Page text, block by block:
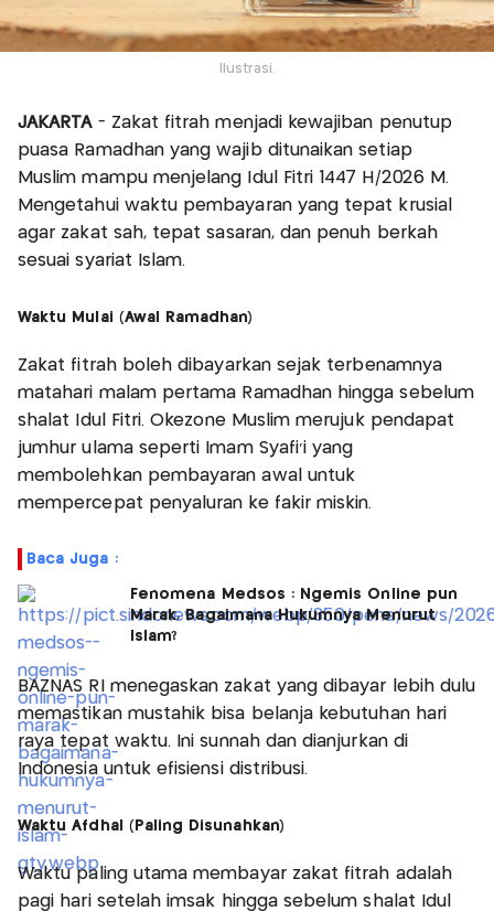
Ilustrasi.
JAKARTA - Zakat fitrah menjadi kewajiban penutup
puasa Ramadhan yang wajib ditunaikan setiap
Muslim mampu menjelang Idul Fitri 1447 H/2026 M.
Mengetahui waktu pembayaran yang tepat krusial
agar zakat sah, tepat sasaran, dan penuh berkah
sesuai syariat Islam.
Waktu Mulai (Awal Ramadhan)
Zakat fitrah boleh dibayarkan sejak terbenamnya
matahari malam pertama Ramadhan hingga sebelum
shalat Idul Fitri. Okezone Muslim merujuk pendapat
jumhur ulama seperti Imam Syafi'i yang
membolehkan pembayaran awal untuk
mempercepat penyaluran ke fakir miskin.
Baca Juga :
Fenomena Medsos : Ngemis Online pun
Marak, Bagaimana Hukumnya Menurut
Islam?
BAZNAS RI menegaskan zakat yang dibayar lebih dulu
memastikan mustahik bisa belanja kebutuhan hari
raya tepat waktu. Ini sunnah dan dianjurkan di
Indonesia untuk efisiensi distribusi.
Waktu Afdhal (Paling Disunahkan)
Waktu paling utama membayar zakat fitrah adalah
pagi hari setelah imsak hingga sebelum shalat Idul